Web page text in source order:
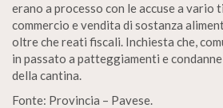
erano a processo con le accuse a vario
commercio e vendita di sostanza
oltre che reati fiscali. Inchiesta che,
in passato a patteggiamenti e
della cantina.
Fonte: Provincia – Pavese.